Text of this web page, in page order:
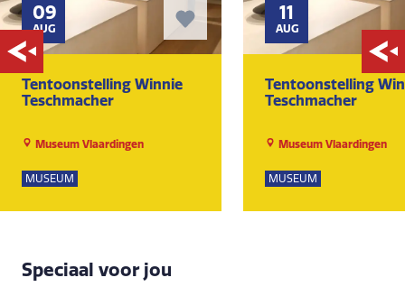
09
AUG
Tentoonstelling Winnie
Teschmacher
Museum Vlaardingen
MUSEUM
11
AUG
Tentoonstelling
Teschmacher
Museum Vlaardingen
MUSEUM
Speciaal voor jou